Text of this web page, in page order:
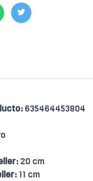
635464453804
20 cm
11 cm